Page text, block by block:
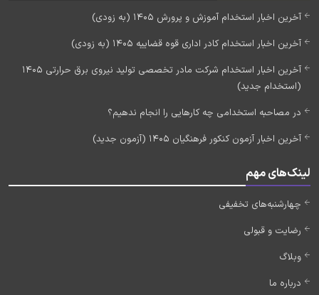
آخرین اخبار استخدام آموزش و پرورش 1405 (به زودی)
آخرین اخبار استخدام کادر اداری قوه قضاییه 1405 (به زودی)
آخرین اخبار استخدام شرکت مادر تخصصی تولید نیروی برق حرارتی 1405
(استخدام جدید)
در مصاحبه استخدامی چه کارهایی را انجام ندهیم؟
آخرین اخبار آزمون کنکور فرهنگیان 1405 (آزمون جدید)
لینک‌های مهم
چهارشنبه‌های تخفیفی
رضایت و قبولی
وبلاگ
درباره ما